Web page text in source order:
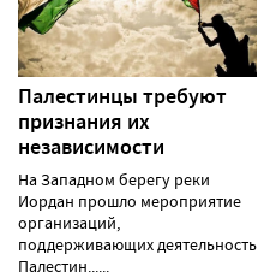
Палестинцы требуют
признания их
независимости
На Западном берегу реки
Иордан прошло мероприятие
организаций,
поддерживающих деятельность
Палестин......